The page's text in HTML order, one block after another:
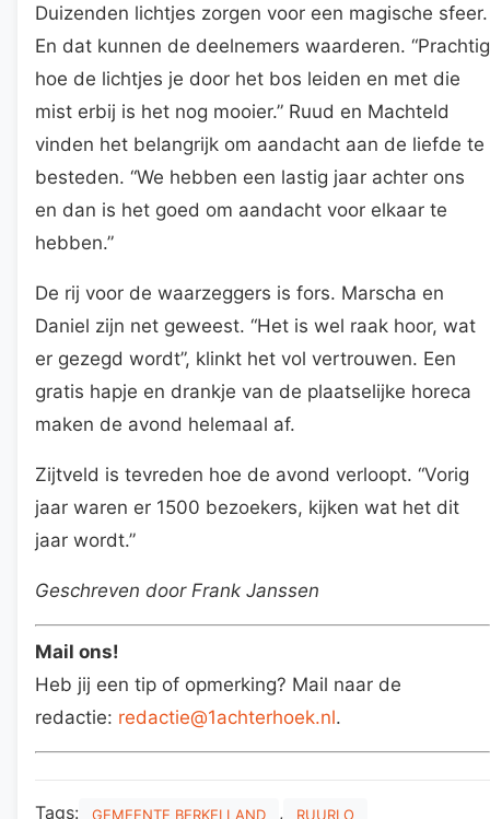
Duizenden lichtjes zorgen voor een magische sfeer.
En dat kunnen de deelnemers waarderen. “Prachtig
hoe de lichtjes je door het bos leiden en met die
mist erbij is het nog mooier.” Ruud en Machteld
vinden het belangrijk om aandacht aan de liefde te
besteden. “We hebben een lastig jaar achter ons
en dan is het goed om aandacht voor elkaar te
hebben.”
De rij voor de waarzeggers is fors. Marscha en
Daniel zijn net geweest. “Het is wel raak hoor, wat
er gezegd wordt”, klinkt het vol vertrouwen. Een
gratis hapje en drankje van de plaatselijke horeca
maken de avond helemaal af.
Zijtveld is tevreden hoe de avond verloopt. “Vorig
jaar waren er 1500 bezoekers, kijken wat het dit
jaar wordt.”
Geschreven door Frank Janssen
Mail ons!
Heb jij een tip of opmerking? Mail naar de
redactie: redactie@1achterhoek.nl.
Tags: GEMEENTE BERKELLAND , RUURLO